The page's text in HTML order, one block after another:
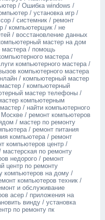
/ Ошибка windоws /
/ установка игр /
/ системник / ремонт
/ компьютерщик / не
/ восстановление данных
мастер на дом
мастера / помощь
мастера /
компьютерного мастера /
компьютерного мастера
/ компьютерный мастер
/ компьютерный
мастер телефоны /
компьютерным
/ найти компьютерного
/ ремонт компьютеров
/ мастер по ремонту
/ ремонт питания
компьютера / ремонт
компьютеров центр /
по ремонту
недорого / ремонт
центр по ремонту
компьютеров на дому /
компьютеров техник /
и обслуживание
асер / приложения на
винду / установка
по ремонту пк